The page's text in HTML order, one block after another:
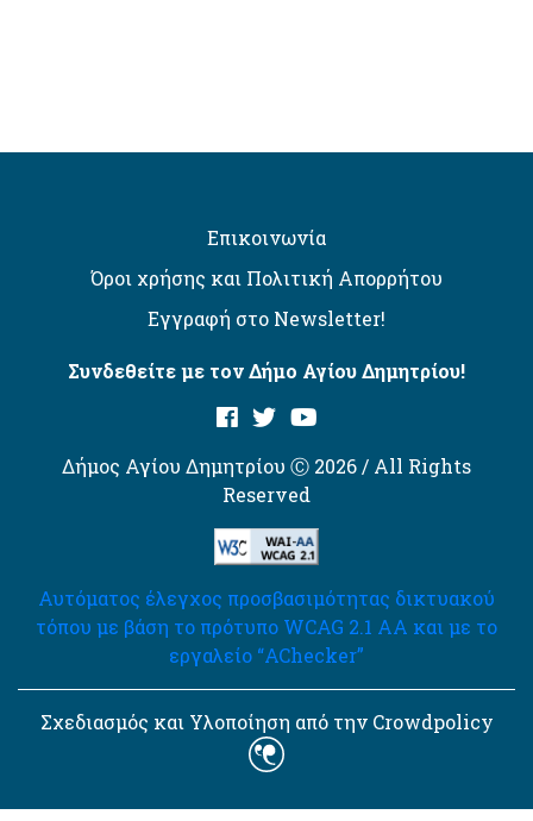
Επικοινωνία
Όροι χρήσης και Πολιτική Απορρήτου
Εγγραφή στο Newsletter!
Συνδεθείτε με τον Δήμο Αγίου Δημητρίου!
Δήμος Αγίου Δημητρίου Ⓒ 2026 / All Rights
Reserved
Αυτόματος έλεγχος προσβασιμότητας δικτυακού
τόπου με βάση το πρότυπο WCAG 2.1 AA και με το
εργαλείο “AChecker”
Σχεδιασμός και Υλοποίηση από την Crowdpolicy